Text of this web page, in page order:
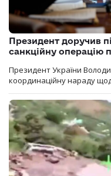
Президент доручив
санкційну операцію
Президент України
координаційну нараду